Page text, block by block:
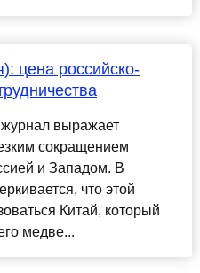
цена российско-
журнал выражает
сокращением
и Западом. В
что этой
Китай, который
медве...